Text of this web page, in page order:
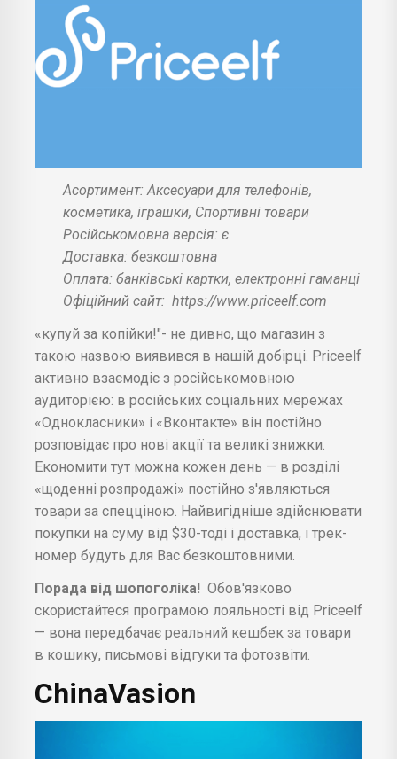
Асортимент: Аксесуари для телефонів,
косметика, іграшки, Спортивні товари
Російськомовна версія: є
Доставка: безкоштовна
Оплата: банківські картки, електронні гаманці
Офіційний сайт: https://www.priceelf.com
«купуй за копійки!"- не дивно, що магазин з
такою назвою виявився в нашій добірці. Priceelf
активно взаємодіє з російськомовною
аудиторією: в російських соціальних мережах
«Однокласники» і «Вконтакте» він постійно
розповідає про нові акції та великі знижки.
Економити тут можна кожен день — в розділі
«щоденні розпродажі» постійно з'являються
товари за спецціною. Найвигідніше здійснювати
покупки на суму від $30-тоді і доставка, і трек-
номер будуть для Вас безкоштовними.
Порада від шопоголіка! Обов'язково
скористайтеся програмою лояльності від Priceelf
— вона передбачає реальний кешбек за товари
в кошику, письмові відгуки та фотозвіти.
ChinaVasion